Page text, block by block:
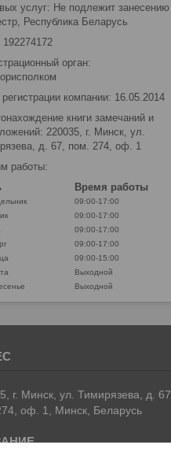
услуг: Не подлежит занесению
Республика Беларусь
орган:
компании: 16.05.2014
книги замечаний и
220035, г. Минск, ул.
д. 67, пом. 274, оф. 1
работы:
Время работы
09:00-17:00
09:00-17:00
09:00-17:00
09:00-17:00
09:00-15:00
Выходной
Выходной
г. Минск, ул. Тимирязева, д. 67,
оф. 1, Минск, Беларусь